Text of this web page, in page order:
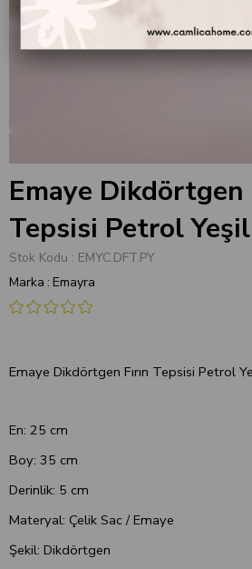
Emaye Dikdörtgen
Tepsisi Petrol
Stok Kodu
EMYC.DFT.PY
Marka : Emayra
Emaye Dikdörtgen Fırın Tepsisi Petrol
En: 25 cm
Boy: 35 cm
Derinlik: 5 cm
Materyal: Çelik Sac / Emaye
Şekil: Dikdörtgen